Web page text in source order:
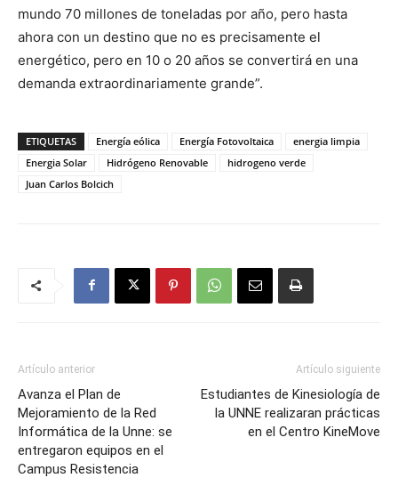
mundo 70 millones de toneladas por año, pero hasta
ahora con un destino que no es precisamente el
energético, pero en 10 o 20 años se convertirá en una
demanda extraordinariamente grande”.
ETIQUETAS Energía eólica Energía Fotovoltaica
energia limpia
Energia Solar
Hidrógeno Renovable
hidrogeno verde
Juan Carlos Bolcich
Artículo anterior
Avanza el Plan de
Mejoramiento de la Red
Informática de la Unne: se
entregaron equipos en el
Campus Resistencia
Artículo siguiente
Estudiantes de Kinesiología de
la UNNE realizaran prácticas
en el Centro KineMove